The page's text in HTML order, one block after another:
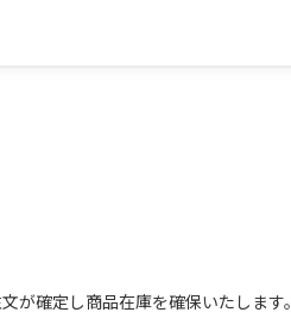
確定し商品在庫を確保いたします。